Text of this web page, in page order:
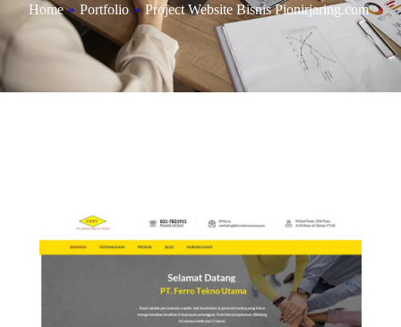
Home » Portfolio » Project Website Bisnis Pionirjaring.com